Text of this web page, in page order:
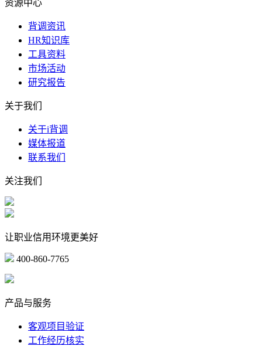
资源中心
背调资讯
HR知识库
工具资料
市场活动
研究报告
关于我们
关于i背调
媒体报道
联系我们
关注我们
让职业信用环境更美好
400-860-7765
产品与服务
客观项目验证
工作经历核实